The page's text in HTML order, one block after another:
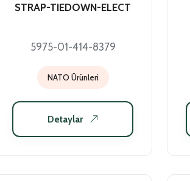
STRAP-TIEDOWN-ELECT
5975-01-414-8379
NATO Ürünleri
Detaylar